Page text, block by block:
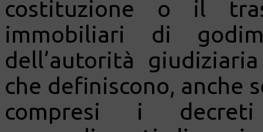
costituzione o il
immobiliari di
dell’autorità
che definiscono, anche
compresi i